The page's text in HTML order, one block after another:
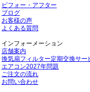
ビフォー・アフター
ブログ
お客様の声
よくある質問
インフォーメーション
店舗案内
換気扇フィルター定期交換サー
エアコン2027年問題
ご注文の流れ
お問い合わせ